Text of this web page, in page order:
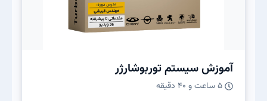
آموزش سیستم توربوشارژر
5 ساعت و 40 دقیقه